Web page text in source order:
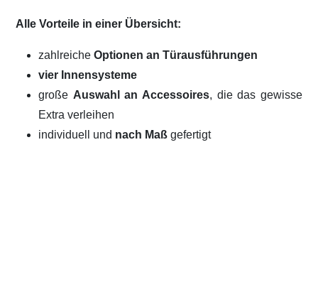
Alle Vorteile in einer Übersicht:
zahlreicheOptionen an Türausführungen
vier Innensysteme
große Auswahl an Accessoires, die das gewisse
Extra verleihen
individuell und nach Maßgefertigt